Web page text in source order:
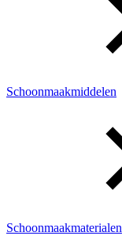
Schoonmaakmiddelen
Schoonmaakmaterialen